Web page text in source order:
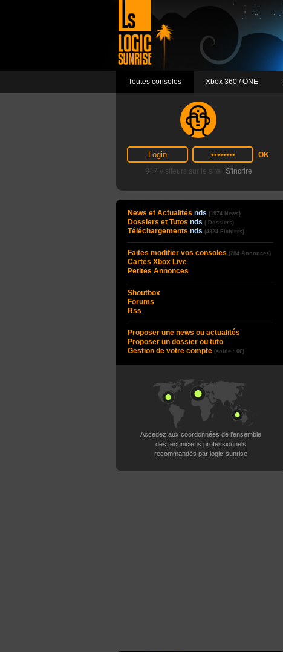
Toutes consoles Xbox 360 / ONE
947 visiteurs sur le site | S'incrire
News et Actualités nds (1974 News)
Dossiers et Tutos nds ( Dossiers)
Téléchargements nds (4824 Fichiers)
Faites modifier vos consoles (284 Annonces)
Cartes Xbox Live
Petites Annonces
Shoutbox
Forums
Rss
Proposer une news ou actualités
Proposer un dossier ou tuto
Gestion de votre compte (solde : 0€)
Accédez aux coordonnées de l’ensemble
des techniciens professionnels
recommandés par logic-sunrise